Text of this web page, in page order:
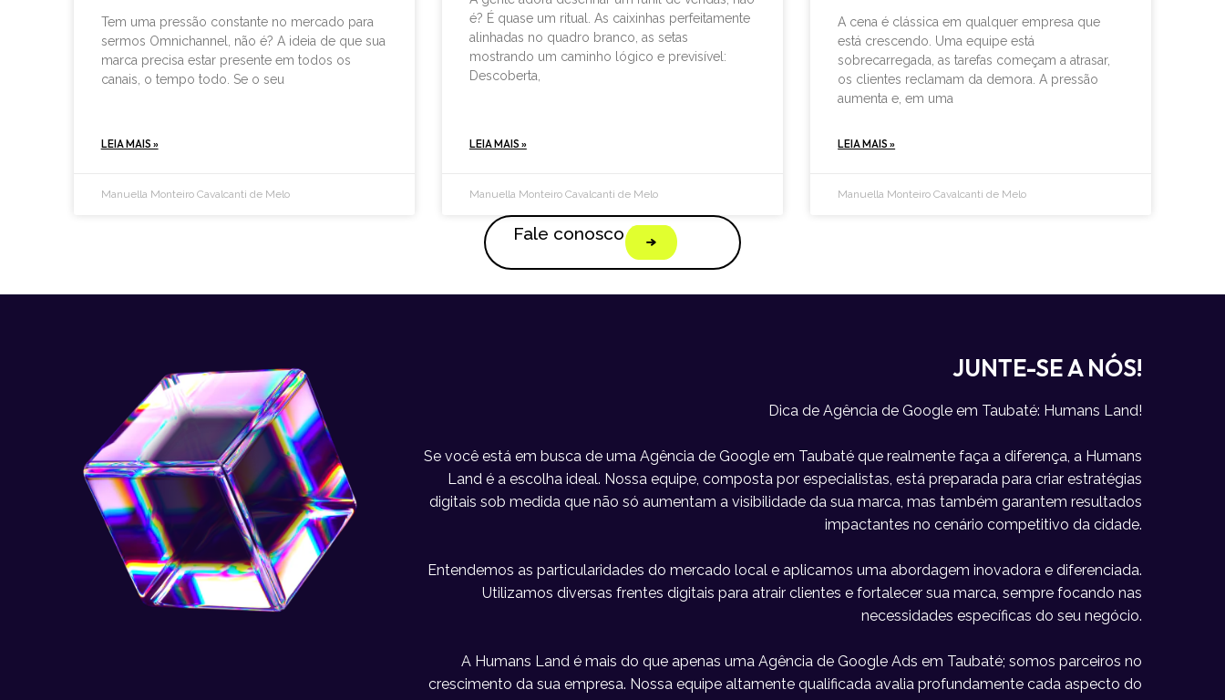
Tem uma pressão constante no mercado para
sermos Omnichannel, não é? A ideia de que sua
marca precisa estar presente em todos os
canais, o tempo todo. Se o seu
LEIA MAIS »
Manuella Monteiro Cavalcanti de Melo
é? É quase um ritual. As caixinhas perfeitamente
alinhadas no quadro branco, as setas
mostrando um caminho lógico e previsível:
Descoberta,
LEIA MAIS »
Manuella Monteiro Cavalcanti de Melo
A cena é clássica em qualquer empresa que
está crescendo. Uma equipe está
sobrecarregada, as tarefas começam a atrasar,
os clientes reclamam da demora. A pressão
aumenta e, em uma
LEIA MAIS »
Manuella Monteiro Cavalcanti de Melo
Fale conosco
JUNTE-SE A NÓS!
Dica de Agência de Google em Taubaté: Humans Land!
Se você está em busca de uma Agência de Google em Taubaté que realmente faça a diferença, a Humans
Land é a escolha ideal. Nossa equipe, composta por especialistas, está preparada para criar estratégias
digitais sob medida que não só aumentam a visibilidade da sua marca, mas também garantem resultados
impactantes no cenário competitivo da cidade.
Entendemos as particularidades do mercado local e aplicamos uma abordagem inovadora e diferenciada.
Utilizamos diversas frentes digitais para atrair clientes e fortalecer sua marca, sempre focando nas
necessidades específicas do seu negócio.
A Humans Land é mais do que apenas uma Agência de Google Ads em Taubaté; somos parceiros no
crescimento da sua empresa. Nossa equipe altamente qualificada avalia profundamente cada aspecto do